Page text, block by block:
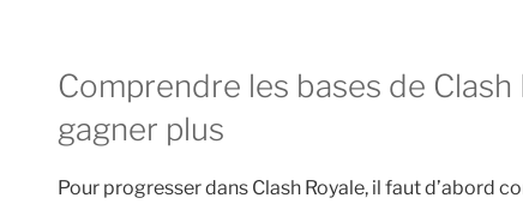
Comprendre les bases de Clash Royale avant de vouloir
gagner plus
Pour progresser dans Clash Royale, il faut d’abord